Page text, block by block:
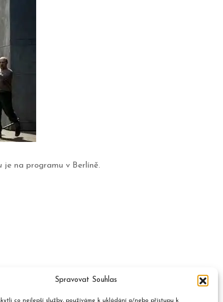
Spravovat Souhlas
co nejlepší služby, používáme k ukládání a/nebo přístupu k
je na programu v Berlíně.